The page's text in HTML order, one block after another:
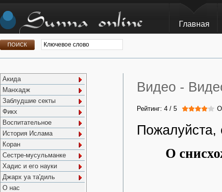
Главная
Акида
Манхадж
Заблудшие секты
Фикх
Воспитательное
История Ислама
Коран
Сестре-мусульманке
Хадис и его науки
Джарх уа та'диль
О нас
Видео -
Рейтинг: 4 / 5
Пожалуйста,
О